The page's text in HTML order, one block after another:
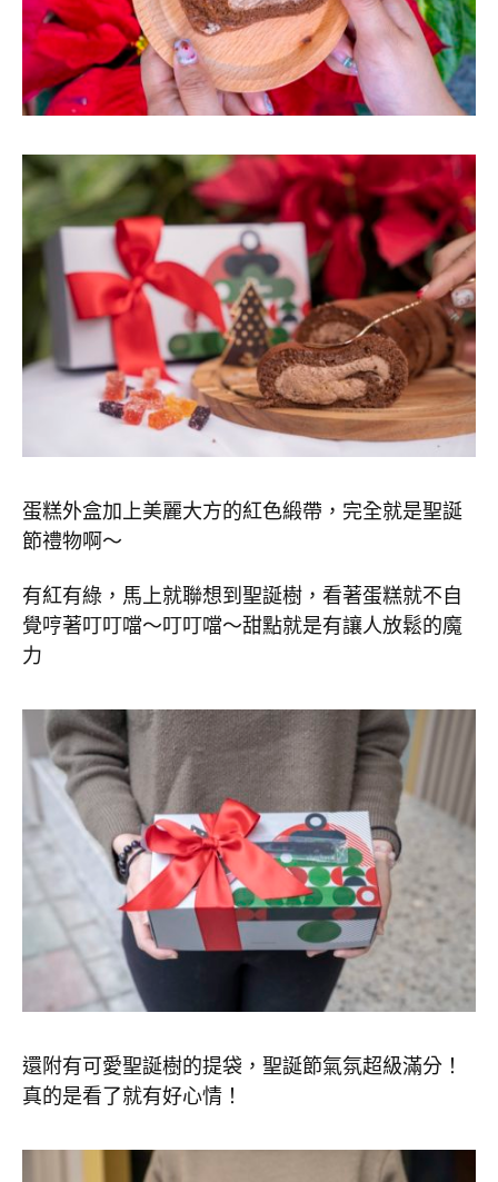
蛋糕外盒加上美麗大方的紅色緞帶，完全就是聖誕
節禮物啊～
有紅有綠，馬上就聯想到聖誕樹，看著蛋糕就不自
覺哼著叮叮噹～叮叮噹～甜點就是有讓人放鬆的魔
力
還附有可愛聖誕樹的提袋，聖誕節氣氛超級滿分！
真的是看了就有好心情！